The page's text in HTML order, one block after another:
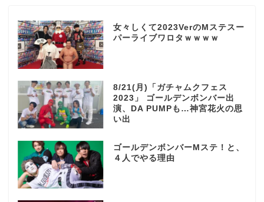
女々しくて2023VerのMステスー
パーライブワロタｗｗｗｗ
8/21(月)「ガチャムクフェス
2023」 ゴールデンボンバー出
演、DA PUMPも…神宮花火の思
い出
ゴールデンボンバーMステ！と、
４人でやる理由